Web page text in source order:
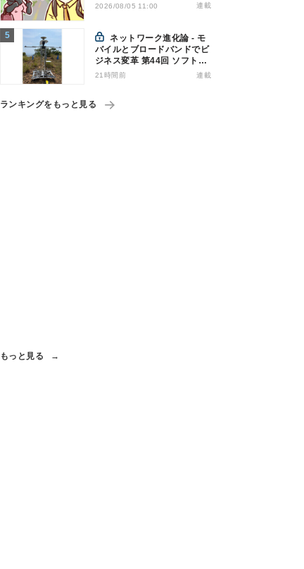
2026/08/05 11:00 連載
ネットワーク進化論 - モ
バイルとブロードバンドでビ
ジネス変革 第44回 ソフトバ
ンクが「HAPS」のプレ商用
21時間前 連載
ランキングをもっと見る
もっと見る